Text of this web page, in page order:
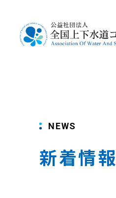
NEWS
新着情報